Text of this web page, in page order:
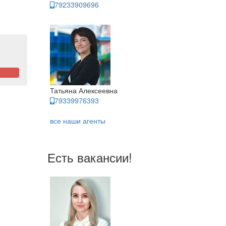
79233909696
Татьяна Алексеевна
79339976393
все наши агенты
Есть вакансии!